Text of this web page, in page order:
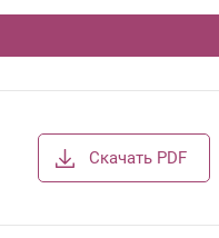
Скачать PDF